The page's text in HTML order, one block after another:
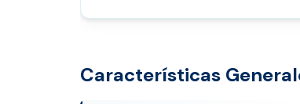
Características